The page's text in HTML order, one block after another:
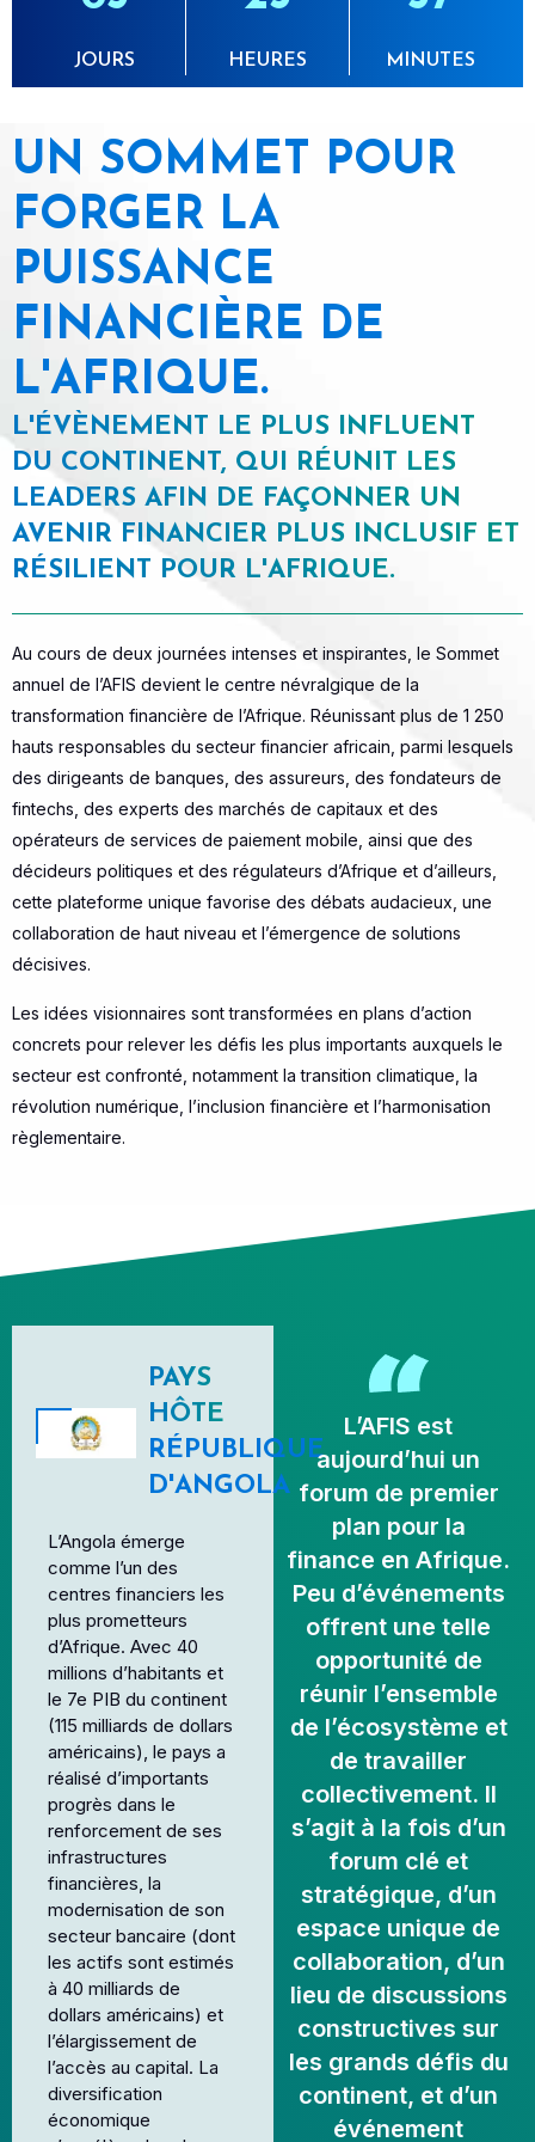
JOURS HEURES MINUTES
UN SOMMET POUR
FORGER LA
PUISSANCE
FINANCIÈRE DE
L'AFRIQUE.
L'ÉVÈNEMENT LE PLUS INFLUENT
DU CONTINENT, QUI RÉUNIT LES
LEADERS AFIN DE FAÇONNER UN
AVENIR FINANCIER PLUS INCLUSIF ET
RÉSILIENT POUR L'AFRIQUE.
Au cours de deux journées intenses et inspirantes, le Sommet
annuel de l’AFIS devient le centre névralgique de la
transformation financière de l’Afrique. Réunissant plus de 1 250
hauts responsables du secteur financier africain, parmi lesquels
des dirigeants de banques, des assureurs, des fondateurs de
fintechs, des experts des marchés de capitaux et des
opérateurs de services de paiement mobile, ainsi que des
décideurs politiques et des régulateurs d’Afrique et d’ailleurs,
cette plateforme unique favorise des débats audacieux, une
collaboration de haut niveau et l’émergence de solutions
décisives.
Les idées visionnaires sont transformées en plans d’action
concrets pour relever les défis les plus importants auxquels le
secteur est confronté, notamment la transition climatique, la
révolution numérique, l’inclusion financière et l’harmonisation
règlementaire.
PAYS
HÔTE
RÉPUBLIQUE
D'ANGOLA
L’Angola émerge
comme l’un des
centres financiers les
plus prometteurs
d’Afrique. Avec 40
millions d’habitants et
le 7e PIB du continent
(115 milliards de dollars
américains), le pays a
réalisé d’importants
progrès dans le
renforcement de ses
infrastructures
financières, la
modernisation de son
secteur bancaire (dont
les actifs sont estimés
à 40 milliards de
dollars américains) et
l’élargissement de
l’accès au capital. La
diversification
économique
L’AFIS est
aujourd’hui un
forum de premier
plan pour la
finance en Afrique.
Peu d’événements
offrent une telle
opportunité de
réunir l’ensemble
de l’écosystème et
de travailler
collectivement. Il
s’agit à la fois d’un
forum clé et
stratégique, d’un
espace unique de
collaboration, d’un
lieu de discussions
constructives sur
les grands défis du
continent, et d’un
événement